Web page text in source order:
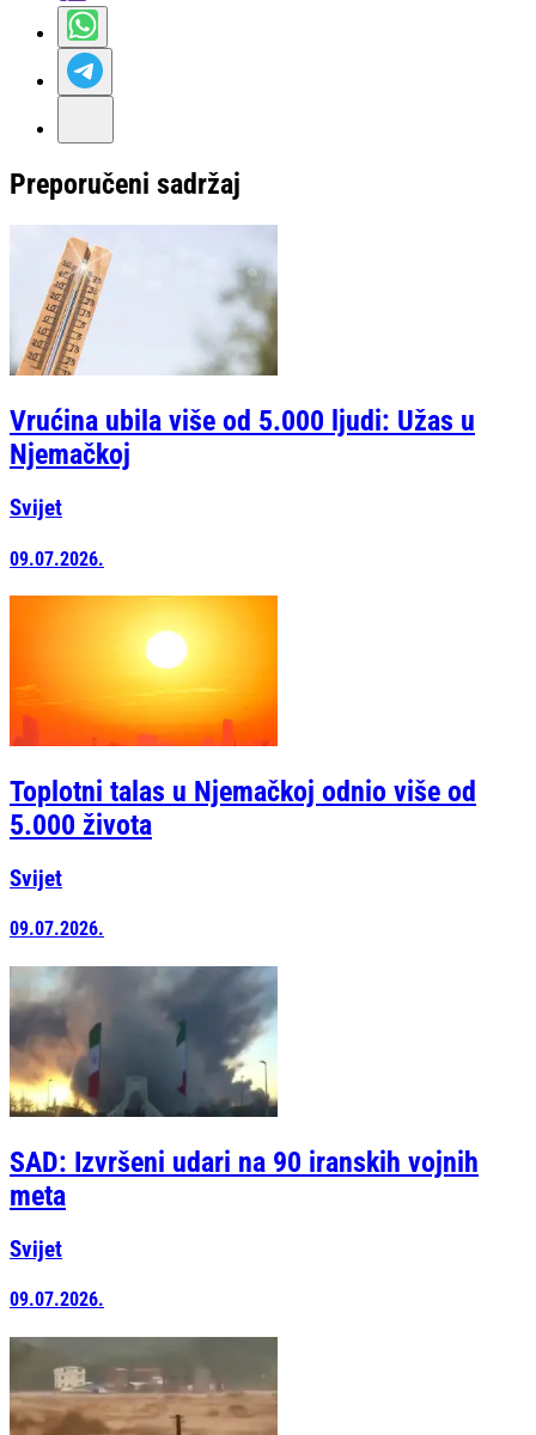
Preporučeni sadržaj
Vrućina ubila više od 5.000 ljudi: Užas u
Njemačkoj
Svijet
09.07.2026.
Toplotni talas u Njemačkoj odnio više od
5.000 života
Svijet
09.07.2026.
SAD: Izvršeni udari na 90 iranskih vojnih
meta
Svijet
09.07.2026.